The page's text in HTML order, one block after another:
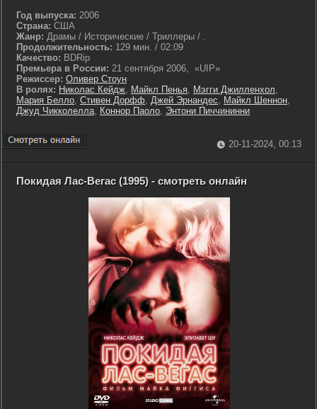
Год выпуска: 2006
Страна: США
Жанр: Драмы / Исторические / Триллеры / .
Продолжительность: 129 мин. / 02:09
Качество: BDRip
Премьера в России: 21 сентября 2006, «UIP»
Режиссер: Оливер Стоун
В ролях: Николас Кейдж, Майкл Пенья, Мэгги Джилленхол,
Мария Белло, Стивен Дорфф, Джей Эрнандес, Майкл Шеннон,
Джуд Чикколелла, Коннор Паоло, Энтони Пиччининни
20-11-2024, 00:13
Покидая Лас-Вегас (1995) - смотреть онлайн